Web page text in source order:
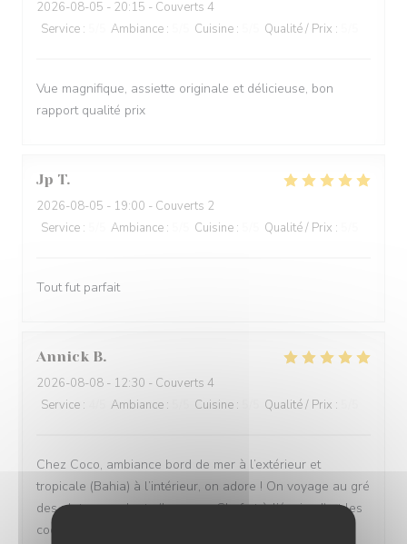
2026-08-05 - 20:15 - Couverts 4
Service : Ambiance : Cuisine : Qualité / Prix :
Vue magnifique, assiette originale et délicieuse, bon
rapport qualité prix
Jp T
2026-08-05 - 19:00 - Couverts 2
Service : Ambiance : Cuisine : Qualité / Prix :
Tout fut parfait
Annick B
2026-08-08 - 12:30 - Couverts 4
Service : Ambiance : Cuisine : Qualité / Prix :
Chez Coco, ambiance bord de mer à l’extérieur et
tropicale (Bahia) à l’intérieur, on adore ! On voyage au gré
des plats succulents (bravo au Chef et à l’équipe !) et les
cocktails originaux sont extras ! À recommander !